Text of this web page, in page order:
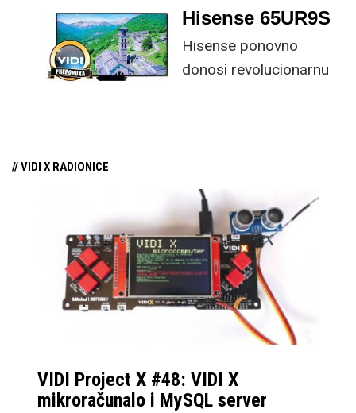
kombinaciju tipkovnice i miša s naprednim
funkcijama.
Hisense 65UR9S
Hisense ponovno
donosi revolucionarnu
// VIDI X RADIONICE
VIDI Project X #48: VIDI X
mikroračunalo i MySQL server